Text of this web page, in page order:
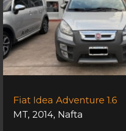
Fiat Idea Adventure 1.6
MT, 2014, Nafta